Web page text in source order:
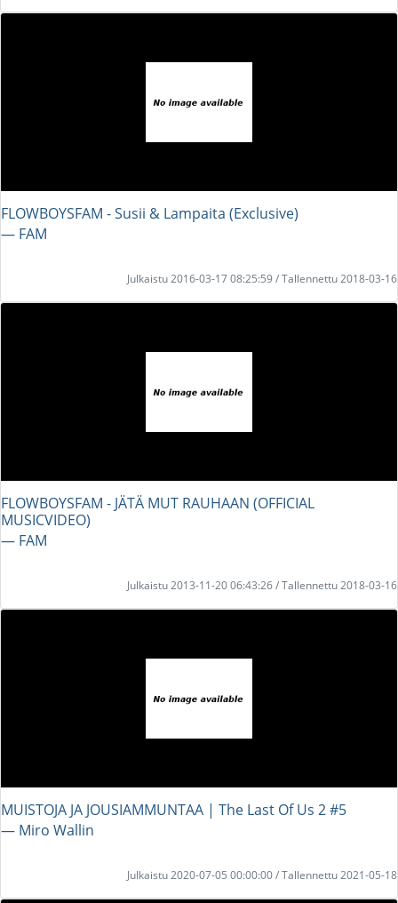
FLOWBOYSFAM - Susii & Lampaita (Exclusive)
― FAM
Julkaistu 2016-03-17 08:25:59 / Tallennettu 2018-03-16
FLOWBOYSFAM - JÄTÄ MUT RAUHAAN (OFFICIAL
MUSICVIDEO)
― FAM
Julkaistu 2013-11-20 06:43:26 / Tallennettu 2018-03-16
MUISTOJA JA JOUSIAMMUNTAA | The Last Of Us 2 #5
― Miro Wallin
Julkaistu 2020-07-05 00:00:00 / Tallennettu 2021-05-18